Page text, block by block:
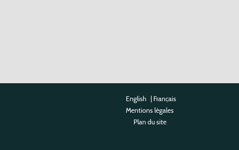
English | Français
Mentions légales
Plan du site